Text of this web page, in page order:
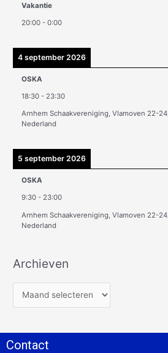
Vakantie
20:00 -0:00
4 september 2026
OSKA
18:30 - 23:30
Arnhem Schaakvereniging, Vlamoven 22-
Nederland
5 september 2026
OSKA
9:30 - 23:00
Arnhem Schaakvereniging, Vlamoven 22-
Nederland
Archieven
Contact